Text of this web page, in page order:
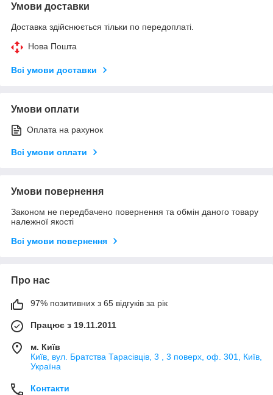
Умови доставки
Доставка здійснюється тільки по передоплаті.
Нова Пошта
Всі умови доставки
Умови оплати
Оплата на рахунок
Всі умови оплати
Умови повернення
Законом не передбачено повернення та обмін даного товару
належної якості
Всі умови повернення
Про нас
97% позитивних з 65 відгуків за рік
Працює з 19.11.2011
м. Київ
Київ, вул. Братства Тарасівців, 3 , 3 поверх, оф. 301, Київ,
Україна
Контакти